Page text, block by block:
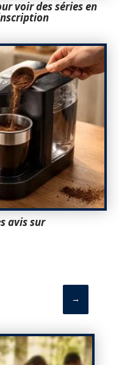
voir des séries en
avis sur